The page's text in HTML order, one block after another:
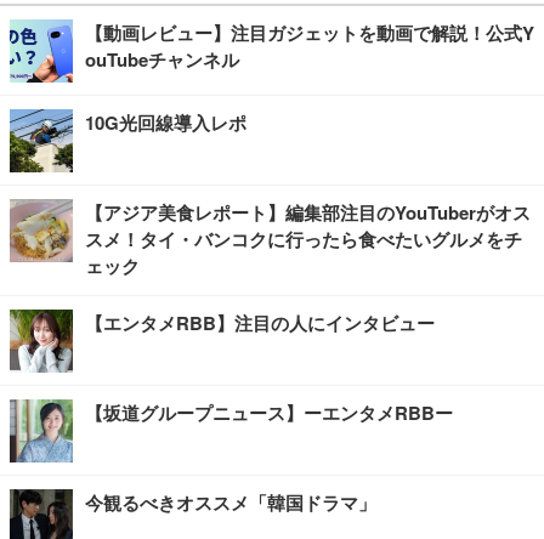
【動画レビュー】注目ガジェットを動画で解説！公式Y
ouTubeチャンネル
10G光回線導入レポ
【アジア美食レポート】編集部注目のYouTuberがオス
スメ！タイ・バンコクに行ったら食べたいグルメをチ
ェック
【エンタメRBB】注目の人にインタビュー
【坂道グループニュース】ーエンタメRBBー
今観るべきオススメ「韓国ドラマ」